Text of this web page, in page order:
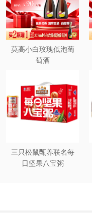
莫高小白玫瑰低泡葡
萄酒
三只松鼠甄养联名每
日坚果八宝粥